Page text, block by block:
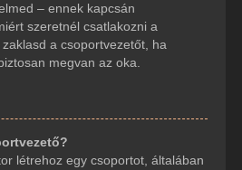
– ennek kapcsán
szeretnél csatlakozni a
a csoportvezetőt, ha
megvan az oka.
létrehoz egy csoportot, általában